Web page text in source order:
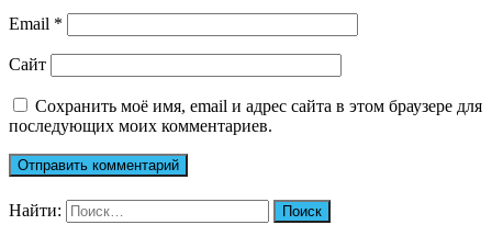
Email *
Сайт
Сохранить моё имя, email и адрес сайта в этом браузере для
последующих моих комментариев.
Найти: